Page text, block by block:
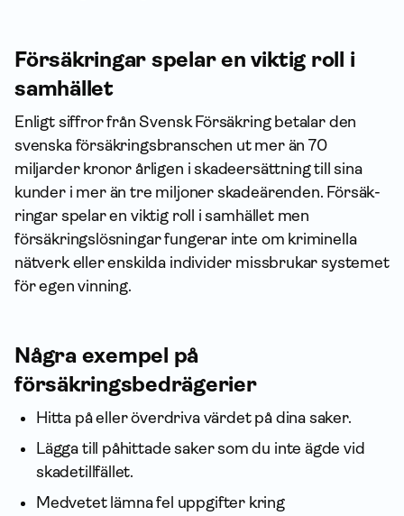
Försäk­ringar spelar en viktig roll i
samhället
Enligt siffror från Svensk För­säkring betalar den
svenska försäkringsbranschen ut mer än 70
miljarder kronor årligen i skadeersättning till sina
kunder i mer än tre miljoner skadeärenden. Försäk­
ringar spelar en viktig roll i samhället men
försäkringslösningar fungerar inte om kriminella
nätverk eller enskilda individer missbrukar systemet
för egen vinning.
Några exempel på
försäkringsbedrägerier
Hitta på eller överdriva värdet på dina saker.
Lägga till påhittade saker som du inte ägde vid
skadetillfället.
Medvetet lämna fel upp­gifter kring